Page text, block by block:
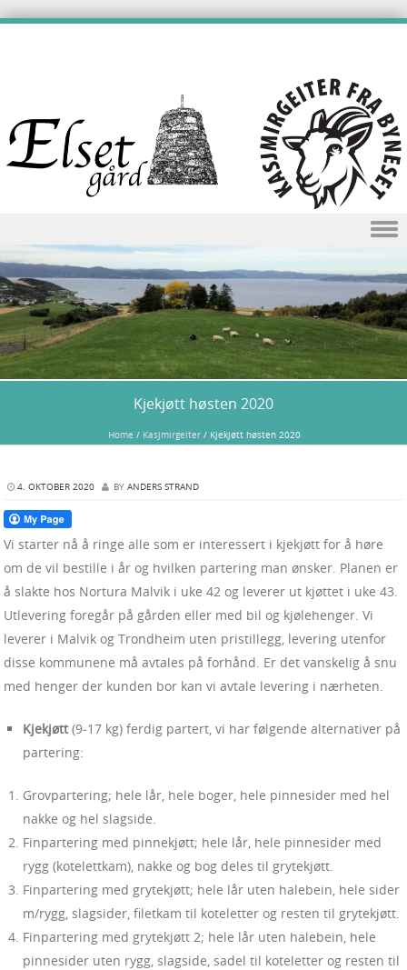
Skip to content
Kjekjøtt høsten 2020
Home / Kasjmirgeiter/ Kjekjøtt høsten 2020
4. OKTOBER 2020 BY ANDERS STRAND
Vi starter nå å ringe alle som er interessert i kjekjøtt for å høre
om de vil bestille i år og hvilken partering man ønsker. Planen er
å slakte hos Nortura Malvik i uke 42 og leverer ut kjøttet i uke 43.
Utlevering foregår på gården eller med bil og kjølehenger. Vi
leverer i Malvik og Trondheim uten pristillegg, levering utenfor
disse kommunene må avtales på forhånd. Er det vanskelig å snu
med henger der kunden bor kan vi avtale levering i nærheten.
Kjekjøtt(9-17 kg) ferdig partert, vi har følgende alternativer på
partering:
Grovpartering; hele lår, hele boger, hele pinnesider med hel
nakke og hel slagside.
Finpartering med pinnekjøtt; hele lår, hele pinnesider med
rygg (kotelettkam), nakke og bog deles til grytekjøtt.
Finpartering med grytekjøtt; hele lår uten halebein, hele sider
m/rygg, slagsider, filetkam til koteletter og resten til grytekjøtt.
Finpartering med grytekjøtt 2; hele lår uten halebein, hele
pinnesider uten rygg, slagside, sadel til koteletter og resten til